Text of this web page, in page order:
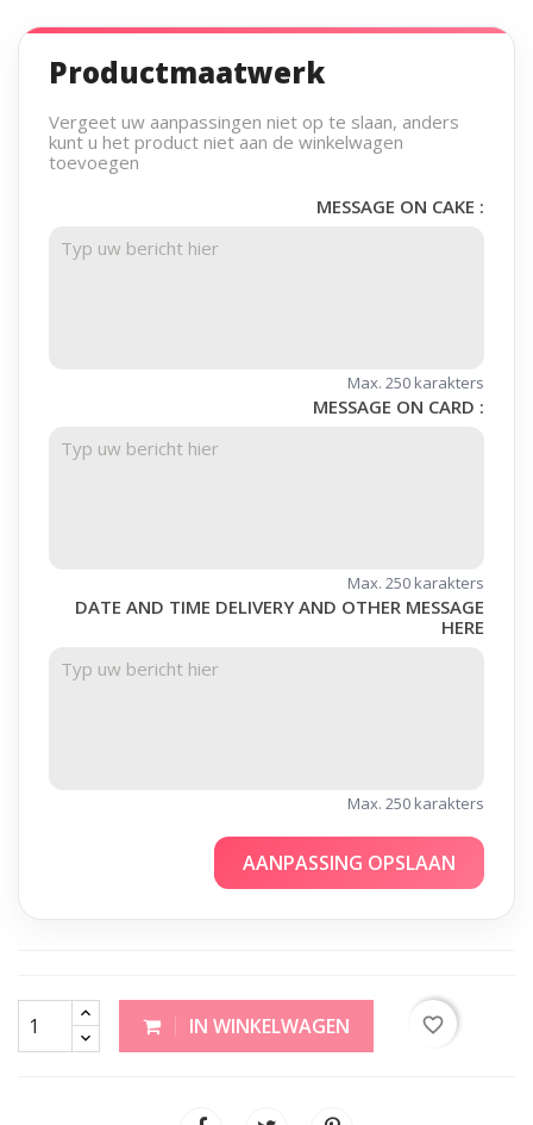
Productmaatwerk
Vergeet uw aanpassingen niet op te slaan, anders
kunt u het product niet aan de winkelwagen
toevoegen
MESSAGE ON CAKE :
Max. 250 karakters
MESSAGE ON CARD :
Max. 250 karakters
DATE AND TIME DELIVERY AND OTHER MESSAGE
HERE
Max. 250 karakters
AANPASSING OPSLAAN
IN WINKELWAGEN favorite_border